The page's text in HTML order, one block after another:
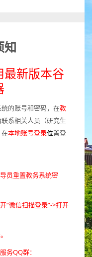
知
最新版本谷
的账号和密码，在教
系相关人员（研究生
在本地账号登录位置登
员重置教务系统密
“微信扫描登录”->打开
务QQ群：